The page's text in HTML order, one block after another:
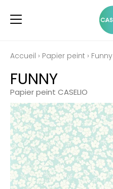
Accueil › Papier peint › Funny
FUNNY
Papier peint CASELIO